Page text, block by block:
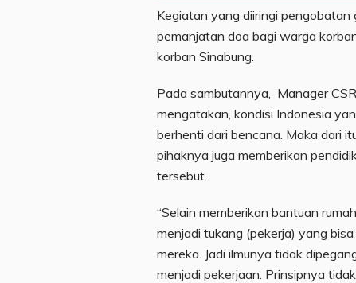
Kegiatan yang diiringi
pemanjatan doa bagi warga
korban Sinabung.
Pada sambutannya, Manager
mengatakan, kondisi Indonesia
berhenti dari bencana. Maka dari
pihaknya juga memberikan
tersebut.
“Selain memberikan bantuan
menjadi tukang (pekerja) yang
mereka. Jadi ilmunya tidak
menjadi pekerjaan. Prinsipnya